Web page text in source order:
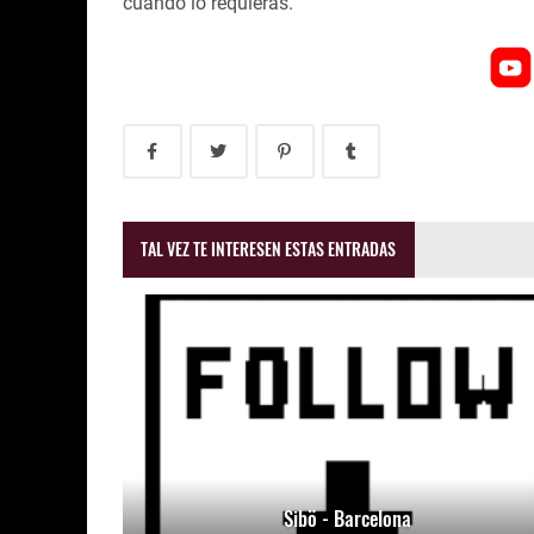
TAL VEZ TE INTERESEN ESTAS ENTRADAS
Sibö - Barcelona